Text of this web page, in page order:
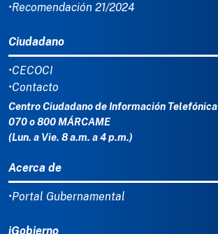
•Recomendación 21/2024
Ciudadano
•CECOCI
•Contacto
Centro Ciudadano de Información Telefónica
070 o 800 MÁRCAME
(Lun. a Vie. 8 a.m. a 4 p.m.)
Acerca de
•Portal Gubernamental
iGobierno